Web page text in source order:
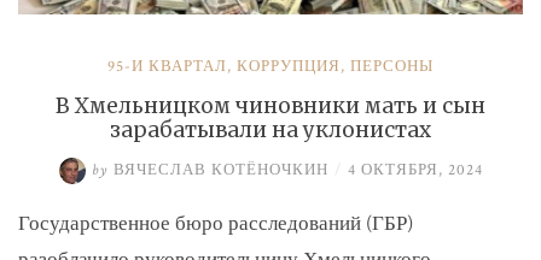
95-Й КВАРТАЛ, КОРРУПЦИЯ, ПЕРСОНЫ
В Хмельницком чиновники мать и сын
зарабатывали на уклонистах
by ВЯЧЕСЛАВ КОТЁНОЧКИН / 4 ОКТЯБРЯ, 2024
Государственное бюро расследований (ГБР)